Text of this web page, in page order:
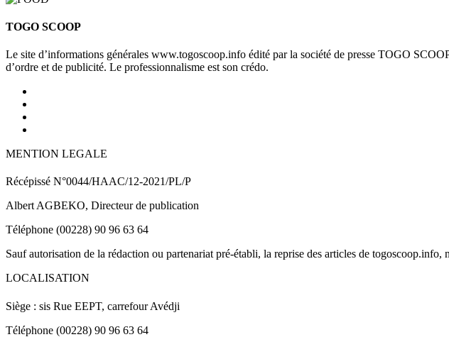
TOGO SCOOP
Le site d’informations générales www.togoscoop.info édité par la société de presse TOGO
d’ordre et de publicité. Le professionnalisme est son crédo.
MENTION LEGALE
Récépissé N°0044/HAAC/12-2021/PL/P
Albert AGBEKO, Directeur de publication
Téléphone (00228) 90 96 63 64
Sauf autorisation de la rédaction ou partenariat pré-établi, la reprise des articles de
LOCALISATION
Siège : sis Rue EEPT, carrefour Avédji
Téléphone (00228) 90 96 63 64